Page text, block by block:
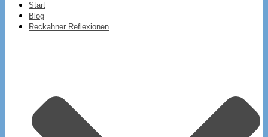
Start
Blog
Reckahner Reflexionen